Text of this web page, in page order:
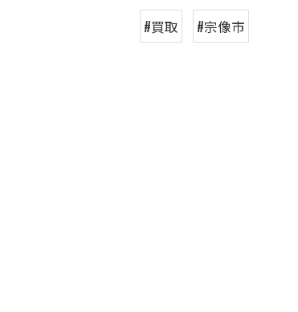
#買取 #宗像市